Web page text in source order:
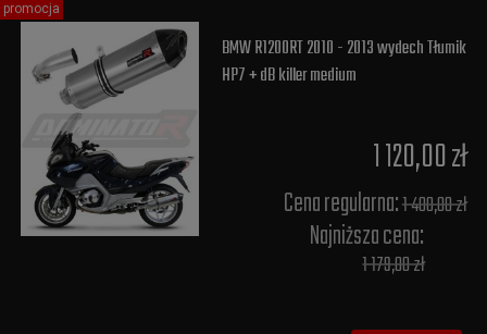
BMW R1200RT 2010 - 2013 wydech Tłumik
HP7 + dB killer medium
1 120,00 zł
Cena regularna:1 400,00 zł
Najniższa cena:
1 179,00 zł
promocja